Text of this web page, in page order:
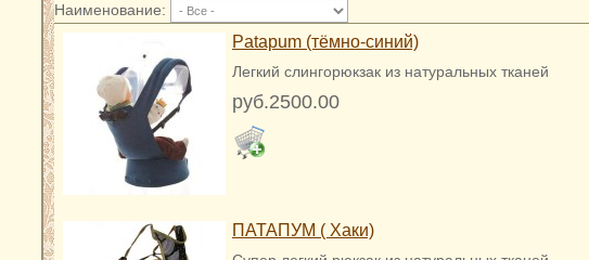
Наименование:
Patapum (тёмно-синий)
Легкий слингорюкзак из натуральных тканей
руб.2500.00
ПАТАПУМ ( Хаки)